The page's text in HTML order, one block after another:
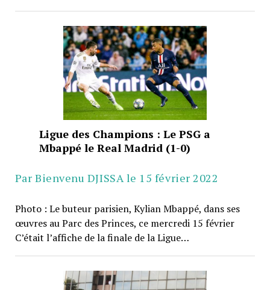
Ligue des Champions : Le PSG a
Mbappé le Real Madrid (1-0)
Par Bienvenu DJISSA le 15 février 2022
Photo : Le buteur parisien, Kylian Mbappé, dans ses
œuvres au Parc des Princes, ce mercredi 15 février
C’était l’affiche de la finale de la Ligue…